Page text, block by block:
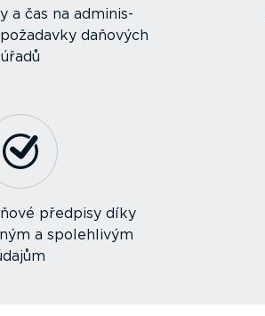
a čas na adminis­
daňových
úřadů
předpisy díky
a spolehlivým